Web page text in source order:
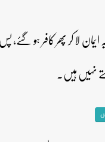
لا کر پھر کافر ہو
نہیں ہیں۔